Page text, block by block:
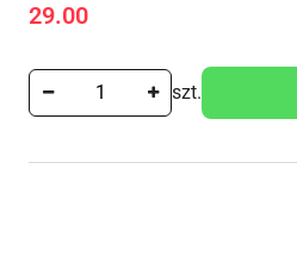
Cena:
29.00
szt.